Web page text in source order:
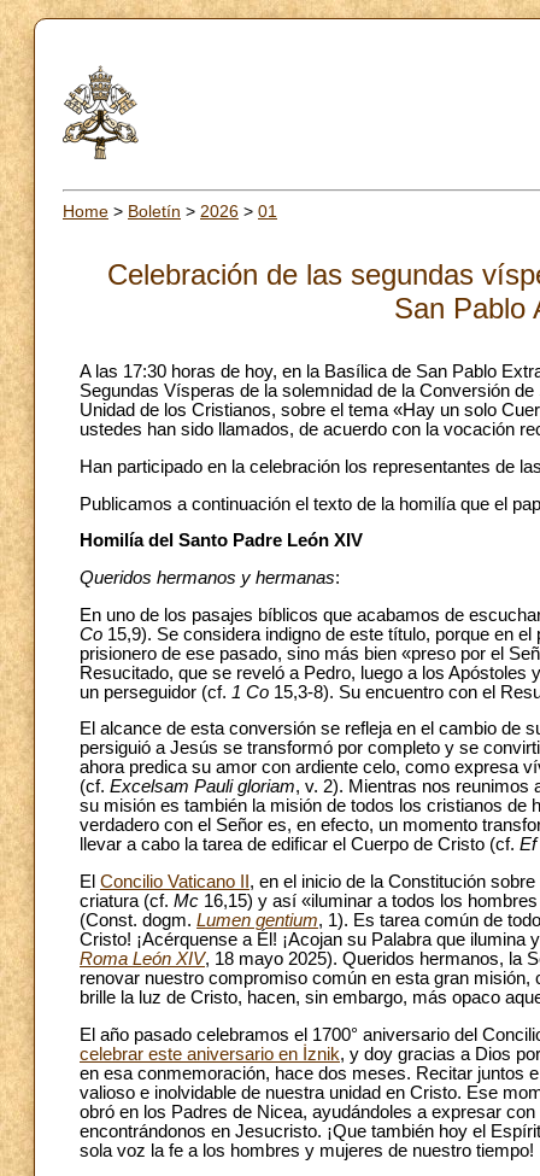
Home > Boletín > 2026 > 01
Celebración de las segundas
San Pablo
A las 17:30 horas de hoy, en la Basílica de San Pablo
Segundas Vísperas de la solemnidad de la Conversión
Unidad de los Cristianos, sobre el tema «Hay un solo
ustedes han sido llamados, de acuerdo con la vocación
Han participado en la celebración los representantes de
Publicamos a continuación el texto de la homilía que el
Homilía del Santo Padre León XIV
Queridos hermanos y hermanas:
En uno de los pasajes bíblicos que acabamos de
Co 15,9). Se considera indigno de este título, porque en
prisionero de ese pasado, sino más bien «preso por el
Resucitado, que se reveló a Pedro, luego a los
un perseguidor (cf. 1 Co 15,3-8). Su encuentro con el
El alcance de esta conversión se refleja en el cambio de
persiguió a Jesús se transformó por completo y se
ahora predica su amor con ardiente celo, como expresa
(cf. Excelsam Pauli gloriam, v. 2). Mientras nos reunimos
su misión es también la misión de todos los cristianos de
verdadero con el Señor es, en efecto, un momento
llevar a cabo la tarea de edificar el Cuerpo de Cristo (cf. Ef
El Concilio Vaticano II , en el inicio de la Constitución
criatura (cf. Mc 16,15) y así «iluminar a todos los
(Const. dogm. Lumen gentium, 1). Es tarea común de
Cristo! ¡Acérquense a Él! ¡Acojan su Palabra que ilumina
Roma León XIV, 18 mayo 2025). Queridos hermanos, la
renovar nuestro compromiso común en esta gran
brille la luz de Cristo, hacen, sin embargo, más opaco
El año pasado celebramos el 1700° aniversario del
celebrar este aniversario en İznik, y doy gracias a Dios
en esa conmemoración, hace dos meses. Recitar juntos
valioso e inolvidable de nuestra unidad en Cristo. Ese
obró en los Padres de Nicea, ayudándoles a expresar
encontrándonos en Jesucristo. ¡Que también hoy el
sola voz la fe a los hombres y mujeres de nuestro tiempo!